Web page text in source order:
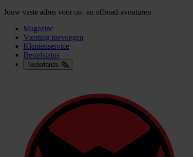
Jouw vaste adres voor on- en offroad-avonturen
Magazine
Voertuig toevoegen
Klantenservice
Bestelstatus
Nederlands